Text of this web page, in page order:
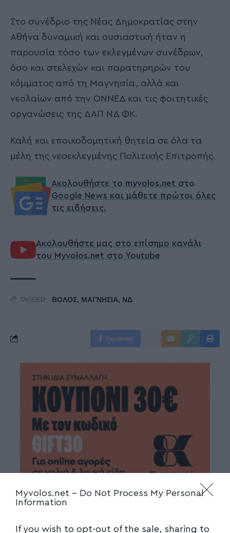
Myvolos.net - Do Not Process My Personal
Information
If you wish to opt-out of the sale, sharing to
Στο συνέδριο της Νέας Δημοκρατίας στην
Αθήνα δυναμική και ουσιαστική ήταν η
παρουσία τόσο των εκλεγμένων συνέδρων,
όσο και στελεχών και παρατηρηρών του
κόμματος από τη Μαγνησία, αλλά και
νεολαίων από την ΟΝΝΕΔ και τις φοιτητικές
οργανώσεις της ΔΑΠ ΝΔ ΦΚ.
Καλή και εποικοδομητική θητεία σε όλα τα
μέλη της νεοεκλεγμένης Πολιτικής Επιτροπής.
Ακολουθήστε το myvolos.net στο
Google News και μάθετε πρώτοι όλες
τις ειδήσεις.
Ακολουθήστε μας στο επίσημο κανάλι
του Myvolos.net στο Youtube
TAGGED: ΒΟΛΟΣ, ΜΑΓΝΗΣΙΑ, ΝΔ
Facebook